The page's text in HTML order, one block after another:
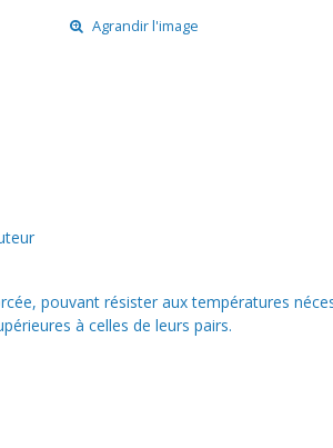
Agrandir l'image
pouvant résister aux températures
à celles de leurs pairs.